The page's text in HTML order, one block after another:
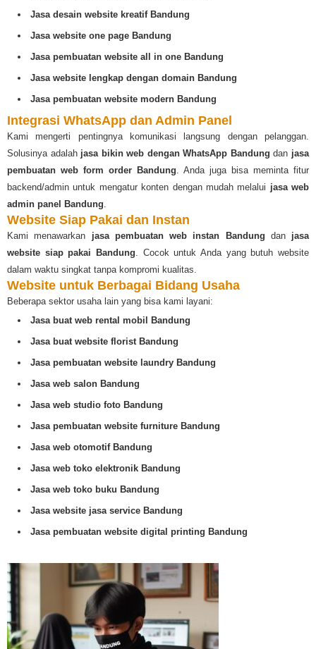
Jasa desain website kreatif Bandung
Jasa website one page Bandung
Jasa pembuatan website all in one Bandung
Jasa website lengkap dengan domain Bandung
Jasa pembuatan website modern Bandung
Integrasi WhatsApp dan Admin Panel
Kami mengerti pentingnya komunikasi langsung dengan pelanggan.
Solusinya adalah jasa bikin web dengan WhatsApp Bandung dan jasa
pembuatan web form order Bandung. Anda juga bisa meminta fitur
backend/admin untuk mengatur konten dengan mudah melalui jasa web
admin panel Bandung.
Website Siap Pakai dan Instan
Kami menawarkan jasa pembuatan web instan Bandung dan jasa
website siap pakai Bandung. Cocok untuk Anda yang butuh website
dalam waktu singkat tanpa kompromi kualitas.
Website untuk Berbagai Bidang Usaha
Beberapa sektor usaha lain yang bisa kami layani:
Jasa buat web rental mobil Bandung
Jasa buat website florist Bandung
Jasa pembuatan website laundry Bandung
Jasa web salon Bandung
Jasa web studio foto Bandung
Jasa pembuatan website furniture Bandung
Jasa web otomotif Bandung
Jasa web toko elektronik Bandung
Jasa web toko buku Bandung
Jasa website jasa service Bandung
Jasa pembuatan website digital printing Bandung